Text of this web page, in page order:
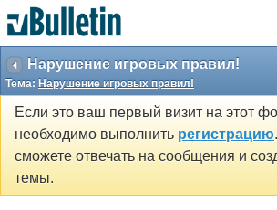
Нарушение игровых правил!
Тема: Нарушение игровых правил!
Если это ваш первый визит на этот
необходимо выполнить регистрацию
сможете отвечать на сообщения и
темы.